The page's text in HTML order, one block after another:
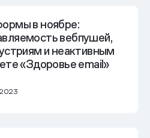
в ноябре:
вебпушей,
и неактивным
«Здоровье email»